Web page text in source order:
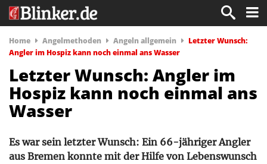
Home Angelmethoden Angeln allgemein
Letzter Wunsch:
Angler im Hospiz kann noch einmal ans Wasser
Letzter Wunsch: Angler im
Hospiz kann noch einmal ans
Wasser
Es war sein letzter Wunsch: Ein 66-jähriger Angler
aus Bremen konnte mit der Hilfe von Lebenswunsch